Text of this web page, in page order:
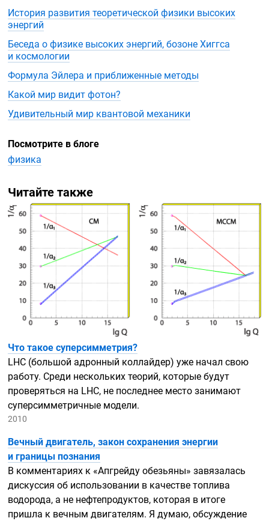
История развития теоретической физики высоких
энергий
Беседа о физике высоких энергий, бозоне Хиггса
и космологии
Формула Эйлера и приближенные методы
Какой мир видит фотон?
Удивительный мир квантовой механики
Посмотрите в блоге
физика
Читайте также
Что такое суперсимметрия?
LHC (большой адронный коллайдер) уже начал свою
работу. Среди нескольких теорий, которые будут
проверяться на LHC, не последнее место занимают
суперсимметричные модели.
2010
Вечный двигатель, закон сохранения энергии
и границы познания
В комментариях к «Апгрейду обезьяны» завязалась
дискуссия об использовании в качестве топлива
водорода, а не нефтепродуктов, которая в итоге
пришла к вечным двигателям. Я думаю, обсуждение